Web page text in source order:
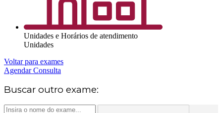
Unidades e Horários de atendimento
Unidades
Voltar para exames
Agendar Consulta
Buscar outro exame: